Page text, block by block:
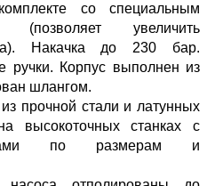
со специальным
(позволяет увеличить
Накачка до 230 бар.
ручки. Корпус выполнен из
шлангом.
прочной стали и латунных
высокоточных станках с
по размерам и